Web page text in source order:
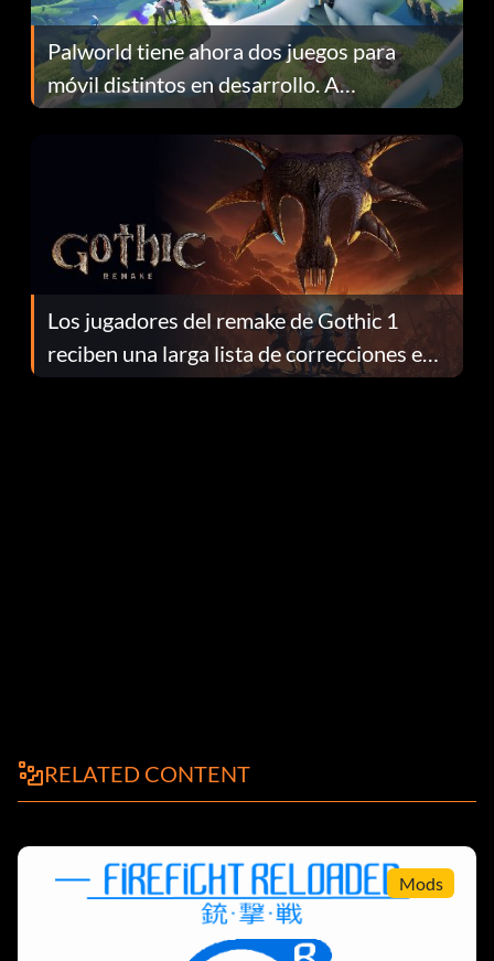
Palworld tiene ahora dos juegos para
móvil distintos en desarrollo. A
continuación te explicamos por qué.
Los jugadores del remake de Gothic 1
reciben una larga lista de correcciones en
el parche 1.0.4
RELATED CONTENT
Mods